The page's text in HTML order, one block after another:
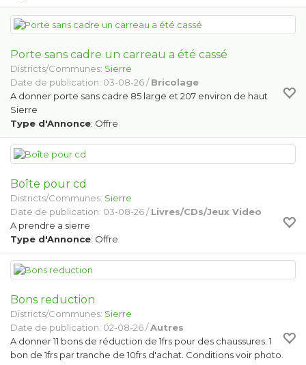
Porte sans cadre un carreau a été cassé
Districts/Communes: Sierre
Date de publication: 03-08-26 /Bricolage
A donner porte sans cadre 85 large et 207 environ de haut
Sierre
Type d'Annonce: Offre
Boîte pour cd
Districts/Communes: Sierre
Date de publication: 03-08-26 /Livres/CDs/Jeux Video
A prendre a sierre
Type d'Annonce: Offre
Bons reduction
Districts/Communes: Sierre
Date de publication: 02-08-26 /Autres
A donner 11 bons de réduction de 1frs pour des chaussures. 1
bon de 1frs par tranche de 10frs d'achat. Conditions voir photo.